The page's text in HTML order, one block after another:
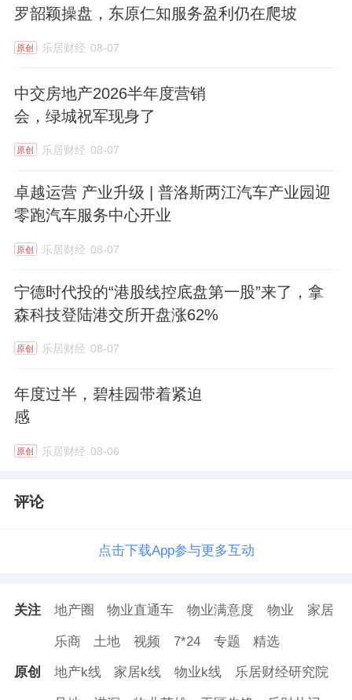
罗韶颖操盘，东原仁知服务盈利仍在爬坡
原创 乐居财经 08-07
中交房地产2026半年度营销
会，绿城祝军现身了
原创 乐居财经 08-07
卓越运营 产业升级 | 普洛斯两江汽车产业园迎
零跑汽车服务中心开业
原创 乐居财经 08-07
宁德时代投的“港股线控底盘第一股”来了，拿
森科技登陆港交所开盘涨62%
原创 乐居财经 08-07
年度过半，碧桂园带着紧迫
感
原创 乐居财经 08-06
评论
点击下载App参与更多互动
关注 地产圈 物业直通车 物业满意度 物业 家居
乐商 土地 视频 7*24 专题 精选
原创 地产k线 家居k线 物业k线 乐居财经研究院